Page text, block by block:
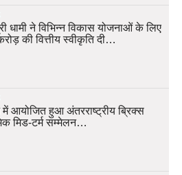
धामी ने विभिन्न विकास योजनाओं के लिए
की वित्तीय स्वीकृति दी…
में आयोजित हुआ अंतरराष्ट्रीय ब्रिक्स
मिड-टर्म सम्मेलन…